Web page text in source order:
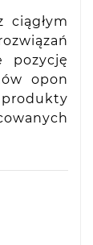
ciągłym
pozycję
opon